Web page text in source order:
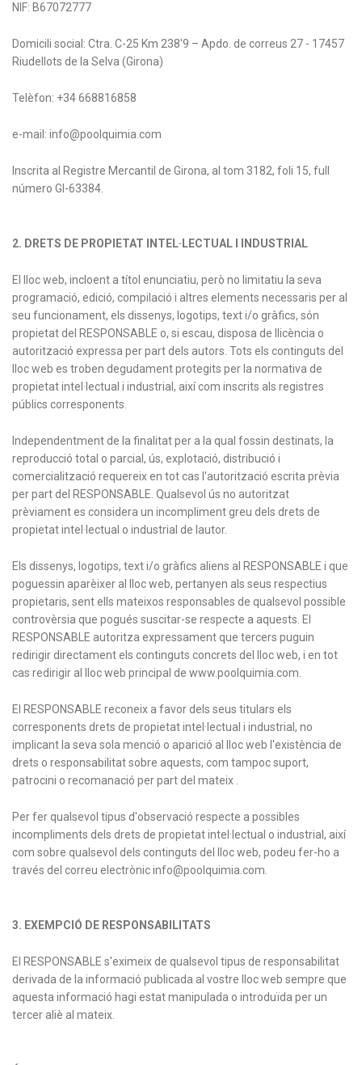
NIF: B67072777
Domicili social: Ctra. C-25 Km 238'9 – Apdo. de correus 27 - 17457
Riudellots de la Selva (Girona)
Telèfon: +34 668816858
e-mail: info@poolquimia.com
Inscrita al Registre Mercantil de Girona, al tom 3182, foli 15, full
número GI-63384.
2. DRETS DE PROPIETAT INTEL·LECTUAL I INDUSTRIAL
El lloc web, incloent a títol enunciatiu, però no limitatiu la seva
programació, edició, compilació i altres elements necessaris per al
seu funcionament, els dissenys, logotips, text i/o gràfics, són
propietat del RESPONSABLE o, si escau, disposa de llicència o
autorització expressa per part dels autors. Tots els continguts del
lloc web es troben degudament protegits per la normativa de
propietat intel·lectual i industrial, així com inscrits als registres
públics corresponents.
Independentment de la finalitat per a la qual fossin destinats, la
reproducció total o parcial, ús, explotació, distribució i
comercialització requereix en tot cas l'autorització escrita prèvia
per part del RESPONSABLE. Qualsevol ús no autoritzat
prèviament es considera un incompliment greu dels drets de
propietat intel·lectual o industrial de lautor.
Els dissenys, logotips, text i/o gràfics aliens al RESPONSABLE i que
poguessin aparèixer al lloc web, pertanyen als seus respectius
propietaris, sent ells mateixos responsables de qualsevol possible
controvèrsia que pogués suscitar-se respecte a aquests. El
RESPONSABLE autoritza expressament que tercers puguin
redirigir directament els continguts concrets del lloc web, i en tot
cas redirigir al lloc web principal de www.poolquimia.com.
El RESPONSABLE reconeix a favor dels seus titulars els
corresponents drets de propietat intel·lectual i industrial, no
implicant la seva sola menció o aparició al lloc web l'existència de
drets o responsabilitat sobre aquests, com tampoc suport,
patrocini o recomanació per part del mateix .
Per fer qualsevol tipus d'observació respecte a possibles
incompliments dels drets de propietat intel·lectual o industrial, així
com sobre qualsevol dels continguts del lloc web, podeu fer-ho a
través del correu electrònic info@poolquimia.com.
3. EXEMPCIÓ DE RESPONSABILITATS
El RESPONSABLE s'eximeix de qualsevol tipus de responsabilitat
derivada de la informació publicada al vostre lloc web sempre que
aquesta informació hagi estat manipulada o introduïda per un
tercer aliè al mateix.